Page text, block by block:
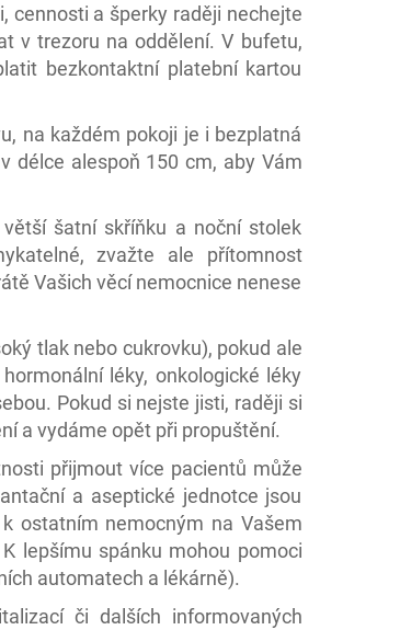
cennosti a šperky raději nechejte
v trezoru na oddělení. V bufetu,
bezkontaktní platební kartou
na každém pokoji je i bezplatná
délce alespoň 150 cm, aby Vám
šatní skříňku a noční stolek
zvažte ale přítomnost
Vašich věcí nemocnice nenese
tlak nebo cukrovku), pokud ale
léky, onkologické léky
Pokud si nejste jisti, raději si
a vydáme opět při propuštění.
přijmout více pacientů může
a aseptické jednotce jsou
ostatním nemocným na Vašem
lepšímu spánku mohou pomoci
automatech a lékárně).
či dalších informovaných